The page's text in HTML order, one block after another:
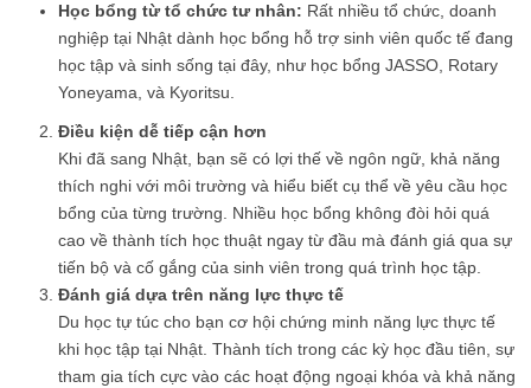
Học bổng từ tổ chức tư nhân: Rất nhiều tổ chức, doanh
nghiệp tại Nhật dành học bổng hỗ trợ sinh viên quốc tế đang
học tập và sinh sống tại đây, như học bổng JASSO, Rotary
Yoneyama, và Kyoritsu.
Điều kiện dễ tiếp cận hơn
Khi đã sang Nhật, bạn sẽ có lợi thế về ngôn ngữ, khả năng
thích nghi với môi trường và hiểu biết cụ thể về yêu cầu học
bổng của từng trường. Nhiều học bổng không đòi hỏi quá
cao về thành tích học thuật ngay từ đầu mà đánh giá qua sự
tiến bộ và cố gắng của sinh viên trong quá trình học tập.
Đánh giá dựa trên năng lực thực tế
Du học tự túc cho bạn cơ hội chứng minh năng lực thực tế
khi học tập tại Nhật. Thành tích trong các kỳ học đầu tiên, sự
tham gia tích cực vào các hoạt động ngoại khóa và khả năng